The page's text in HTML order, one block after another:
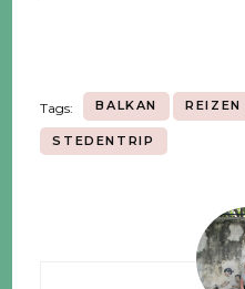
Tags: BALKAN
STEDENTRIP